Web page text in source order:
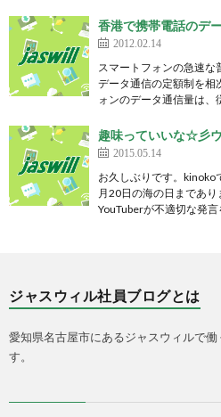
香港で携帯電話のデ
2012.02.14
スマートフォンの急速
データ通信の定額制を相
ォンのデータ通信量は
趣味っていいな☆彡
2015.05.14
お久しぶりです。kinoko
月20日の海の日まであ
YouTuberが不適切な発
ジャスウィル社員ブログとは
愛知県名古屋市にあるジャスウィルで
す。